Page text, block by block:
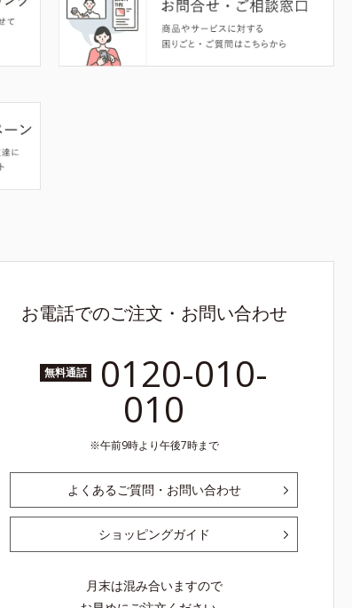
お電話でのご注文・お問い合わせ
無料通話 0120-010-
010
午前9時より午後7時まで
よくあるご質問・お問い合わせ
ショッピングガイド
月末は混み合いますので